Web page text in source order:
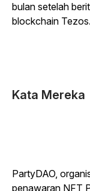
bulan setelah
blockchain Tezos.
Kata Mereka
PartyDAO,
penawaran NFT